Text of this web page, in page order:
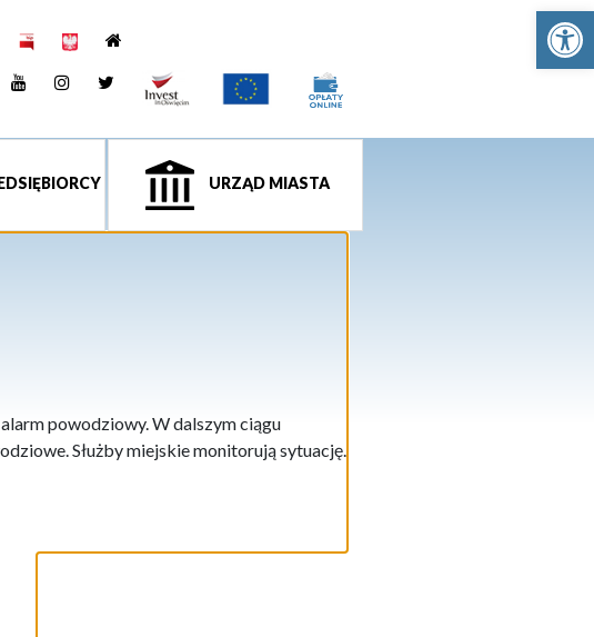
YouTUbeInstagramTwitter
URZĄD MIASTA
powodziowy. W dalszym ciągu
Służby miejskie monitorują sytuację.